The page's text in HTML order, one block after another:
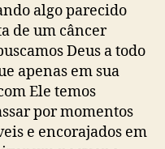
algo parecido
de um câncer
Deus a todo
apenas em sua
Ele temos
por momentos
e encorajados em